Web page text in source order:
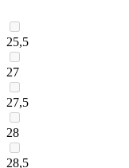
25,5
27
27,5
28
28,5